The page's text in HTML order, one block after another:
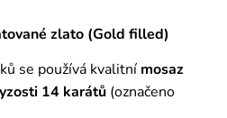
zlato (Gold filled)
se používá kvalitní mosaz
14 karátů (označeno